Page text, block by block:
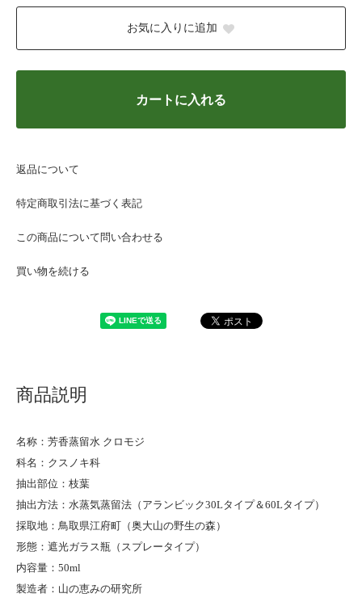
お気に入りに追加
カートに入れる
返品について
特定商取引法に基づく表記
この商品について問い合わせる
買い物を続ける
商品説明
名称：芳香蒸留水 クロモジ
科名：クスノキ科
抽出部位：枝葉
抽出方法：水蒸気蒸留法（アランビック30Lタイプ＆60Lタイプ）
採取地：鳥取県江府町（奥大山の野生の森）
形態：遮光ガラス瓶（スプレータイプ）
内容量：50ml
製造者：山の恵みの研究所